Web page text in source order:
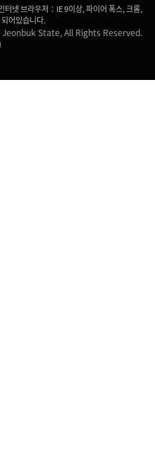
넷 브라우저：IE 9이상, 파이어 폭스, 크롬,
어있습니다.
State, All Rights Reserved.